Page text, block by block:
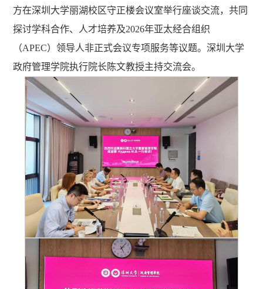
方在深圳大学丽湖校区守正楼会议室举行座谈交流，共同
探讨学科合作、人才培养及2026年亚太经合组织
（APEC）领导人非正式会议专项服务等议题。深圳大学
政府管理学院执行院长陈文教授主持交流会。